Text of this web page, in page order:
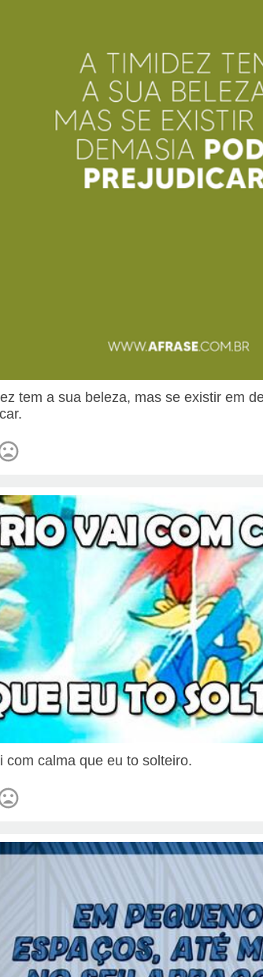
tem a sua beleza, mas se existir em
com calma que eu to solteiro.